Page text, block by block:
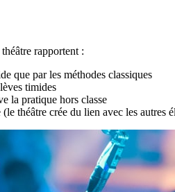
rapportent :
que par les méthodes classiques
timides
la pratique hors classe
théâtre crée du lien avec les autres